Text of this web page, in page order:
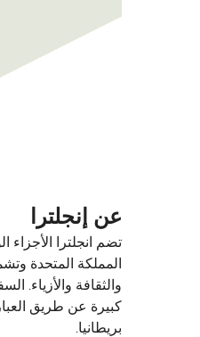
عن إنجلترا
تضم انجلترا
والثقافة والأزياء.
كبيرة عن طريق
بريطانيا.